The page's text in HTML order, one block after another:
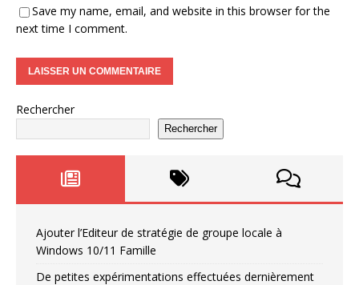
Save my name, email, and website in this browser for the
next time I comment.
Rechercher
Rechercher
Ajouter l’Editeur de stratégie de groupe locale à
Windows 10/11 Famille
De petites expérimentations effectuées dernièrement